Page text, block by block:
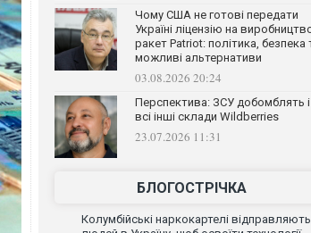
Чому США не готові передати
Україні ліцензію на
ракет Patriot: політика, безпека
можливі альтернативи
03.08.2026 20:24
Перспектива: ЗСУ добомблять і
всі інші склади Wildberries
23.07.2026 11:31
БЛОГОСТРІЧКА
Колумбійські наркокартелі відправляють